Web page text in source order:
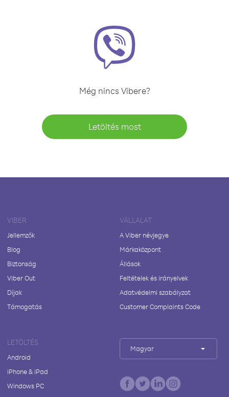
Még nincs Vibere?
Letöltés most
VIBER
Jellemzők
Blog
Biztonság
Viber Out
Díjak
Támogatás
VÁLLALAT
A Viber névjegye
Márkaközpont
Állások
Feltételek és irányelvek
Adatvédelmi szabályzat
Customer Complaints Code
LETÖLTÉS
Android
iPhone & iPad
Windows PC
Magyar